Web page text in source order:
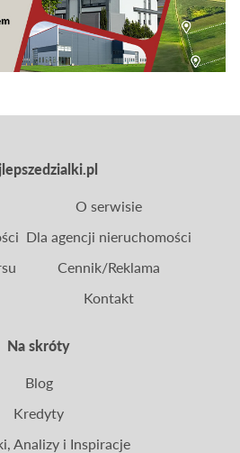
danych".
Na skróty
O serwisie
Dla agencji nieruchomości
Cennik/Reklama
Kontakt
Blog
Kredyty
Analizy i Inspiracje